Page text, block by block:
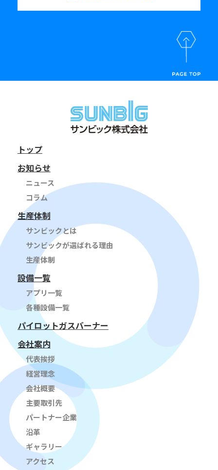
トップ
お知らせ
ニュース
コラム
生産体制
サンビックとは
サンビックが選ばれる理由
生産体制
設備一覧
アプリ一覧
各種設備一覧
パイロットガスバーナー
会社案内
代表挨拶
経営理念
会社概要
主要取引先
パートナー企業
沿革
ギャラリー
アクセス